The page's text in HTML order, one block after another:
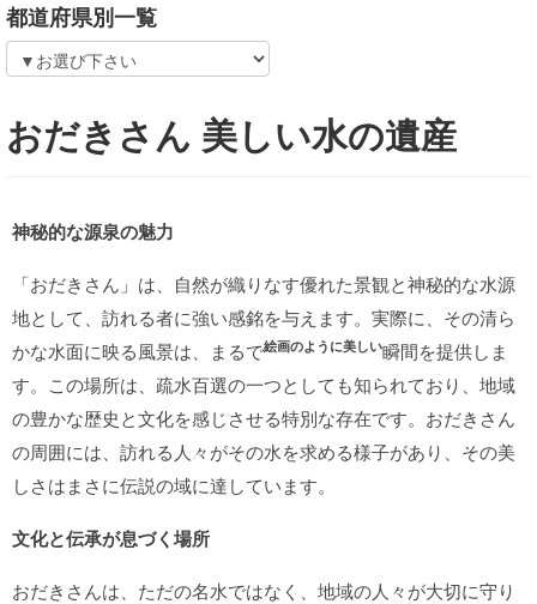
都道府県別一覧
おだきさん 美しい水の遺産
神秘的な源泉の魅力
「おだきさん」は、自然が織りなす優れた景観と神秘的な水源
地として、訪れる者に強い感銘を与えます。実際に、その清ら
かな水面に映る風景は、まるで絵画のように美しい瞬間を提供しま
す。この場所は、疏水百選の一つとしても知られており、地域
の豊かな歴史と文化を感じさせる特別な存在です。おだきさん
の周囲には、訪れる人々がその水を求める様子があり、その美
しさはまさに伝説の域に達しています。
文化と伝承が息づく場所
おだきさんは、ただの名水ではなく、地域の人々が大切に守り